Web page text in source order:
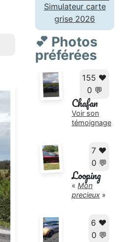
Simulateur carte
grise 2026
💕 Photos
préférées
155 ❤️
0 💬
Chafan
Voir son
témoignage
7 ❤️
0 💬
Looping
« Mon
precieux »
6 ❤️
0 💬